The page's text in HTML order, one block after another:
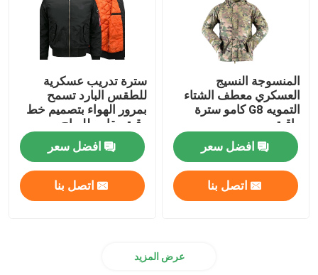
المنسوجة النسيج
العسكري معطف الشتاء
التمويه G8 كامو سترة
واقية
افضل سعر
اتصل بنا
سترة تدريب عسكرية
للطقس البارد تسمح
بمرور الهواء بتصميم خط
رقبة مقاوم للرياح
افضل سعر
اتصل بنا
عرض المزيد